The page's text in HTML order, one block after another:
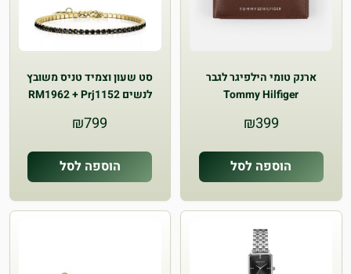
ארנק טומי הילפיגר לגבר
Tommy Hilfiger
₪399
הוספה לסל
סט שעון וצמיד טניס משובץ
לנשים RM1962 + Prj1152
₪799
הוספה לסל